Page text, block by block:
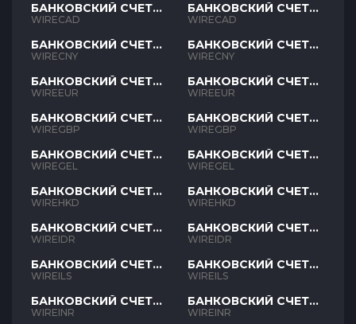
БАНКОВСКИЙ СЧЕТ
CAD
WIRECAD
БАНКОВСКИЙ СЧЕТ
CNY
WIRECNY
БАНКОВСКИЙ СЧЕТ
EUR
WIREEUR
БАНКОВСКИЙ СЧЕТ
GBP
WIREGBP
БАНКОВСКИЙ СЧЕТ
GEL
WIREGEL
БАНКОВСКИЙ СЧЕТ
HKD
WIREHKD
БАНКОВСКИЙ СЧЕТ
IDR
WIREIDR
БАНКОВСКИЙ СЧЕТ
ILS
WIREILS
БАНКОВСКИЙ СЧЕТ
INR
WIREINR
БАНКОВСКИЙ СЧЕТ
CAD
WIRECAD
БАНКОВСКИЙ СЧЕТ
CNY
WIRECNY
БАНКОВСКИЙ СЧЕТ
EUR
WIREEUR
БАНКОВСКИЙ СЧЕТ
GBP
WIREGBP
БАНКОВСКИЙ СЧЕТ
GEL
WIREGEL
БАНКОВСКИЙ СЧЕТ
HKD
WIREHKD
БАНКОВСКИЙ СЧЕТ
IDR
WIREIDR
БАНКОВСКИЙ СЧЕТ
ILS
WIREILS
БАНКОВСКИЙ СЧЕТ
INR
WIREINR